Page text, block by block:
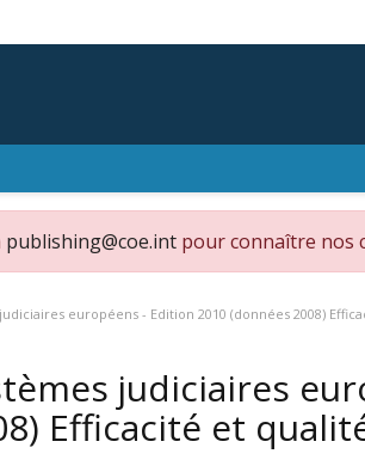
publishing@coe.int pour connaître nos
européens - Edition 2010 (données 2008)
judiciaires
Efficacité et